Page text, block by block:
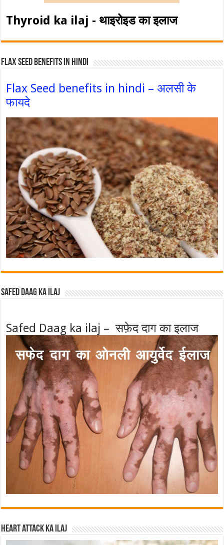
Thyroid ka ilaj - थाइरोइड का इलाज
Flax Seed Benefits in hindi
Flax Seed benefits in hindi – अलसी के
फायदे
Safed Daag ka ilaj
Safed Daag ka ilaj – सफ़ेद दाग का इलाज
Heart attack ka ilaj